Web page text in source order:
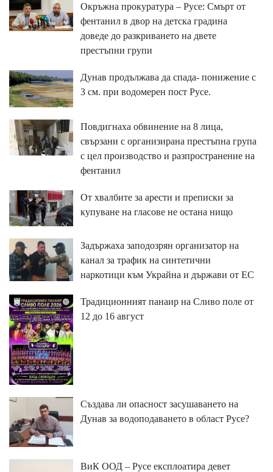
Окръжна прокуратура – Русе: Смърт от
фентанил в двор на детска градина
доведе до разкриването на двете
престъпни групи
Дунав продължава да спада- понижение с
3 см. при водомерен пост Русе.
Повдигнаха обвинение на 8 лица,
свързани с организирана престъпна група
с цел производство и разпространение на
фентанил
От хвалбите за арести и преписки за
купуване на гласове не остана нищо
Задържаха заподозрян организатор на
канал за трафик на синтетични
наркотици към Украйна и държави от ЕС
Традиционният панаир на Сливо поле от
12 до 16 август
Създава ли опасност засушаването на
Дунав за водоподаването в област Русе?
ВиК ООД – Русе експлоатира девет